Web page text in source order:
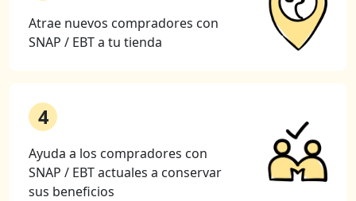
Atrae nuevos compradores con
SNAP / EBT a tu tienda
4
Ayuda a los compradores con
SNAP / EBT actuales a conservar
sus beneficios